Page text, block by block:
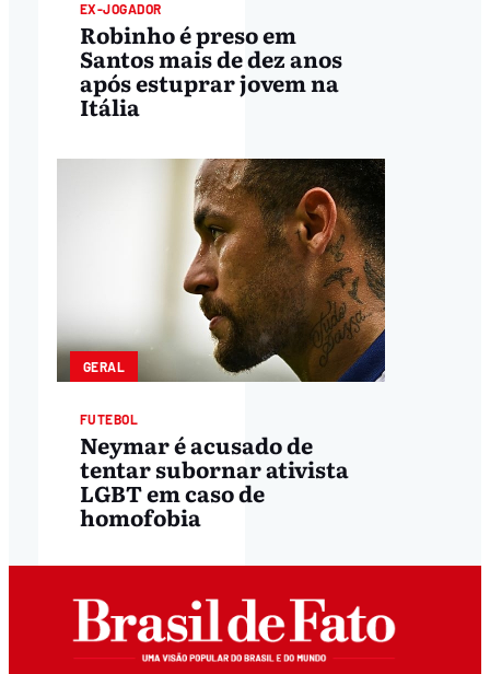
EX-JOGADOR
Robinho é preso em
Santos mais de dez anos
após estuprar jovem na
Itália
GERAL
FUTEBOL
Neymar é acusado de
tentar subornar ativista
LGBT em caso de
homofobia